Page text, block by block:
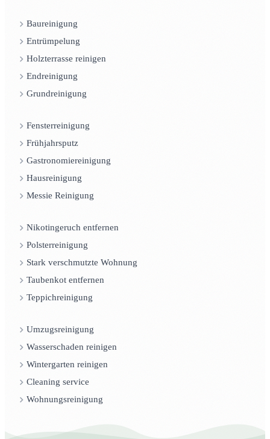
Baureinigung
Entrümpelung
Holzterrasse reinigen
Endreinigung
Grundreinigung
Fensterreinigung
Frühjahrsputz
Gastronomiereinigung
Hausreinigung
Messie Reinigung
Nikotingeruch entfernen
Polsterreinigung
Stark verschmutzte Wohnung
Taubenkot entfernen
Teppichreinigung
Umzugsreinigung
Wasserschaden reinigen
Wintergarten reinigen
Cleaning service
Wohnungsreinigung